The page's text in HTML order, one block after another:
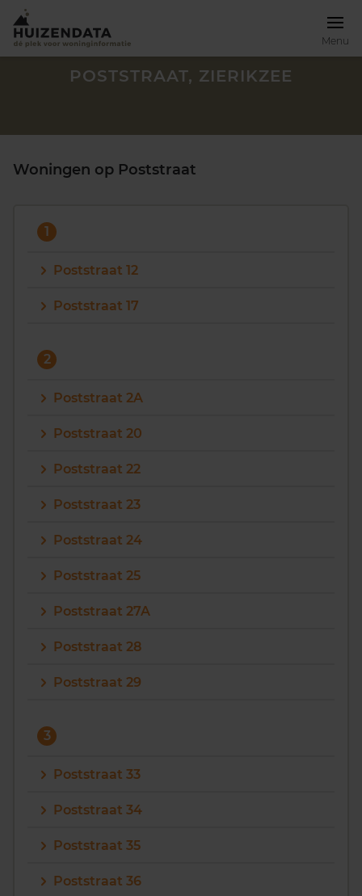
Menu
Vragen? Neem contact met ons op
088 220 4200
POSTSTRAAT, ZIERIKZEE
Woningen op Poststraat
1
Poststraat 12
Poststraat 17
2
Poststraat 2A
Poststraat 20
Poststraat 22
Poststraat 23
Poststraat 24
Poststraat 25
Poststraat 27A
Poststraat 28
Poststraat 29
3
Poststraat 33
Poststraat 34
Poststraat 35
Poststraat 36